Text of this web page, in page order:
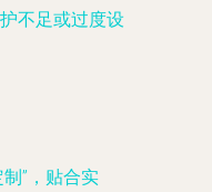
不足或过度设
”，贴合实